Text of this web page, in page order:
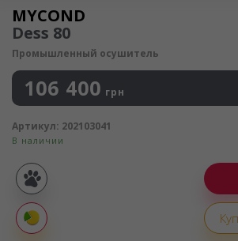
Осушитель
MYCOND
Dess 80
Промышленный осушитель
106 400 грн
В наличии
Артикул: 202103041
Покупка
частями